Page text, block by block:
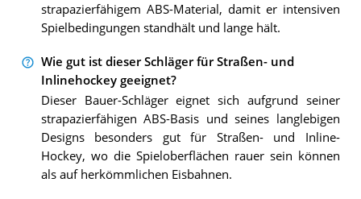
strapazierfähigem ABS-Material, damit er intensiven
Spielbedingungen standhält und lange hält.
Wie gut ist dieser Schläger für Straßen- und
Inlinehockey geeignet?
Dieser Bauer-Schläger eignet sich aufgrund seiner
strapazierfähigen ABS-Basis und seines langlebigen
Designs besonders gut für Straßen- und Inline-
Hockey, wo die Spieloberflächen rauer sein können
als auf herkömmlichen Eisbahnen.